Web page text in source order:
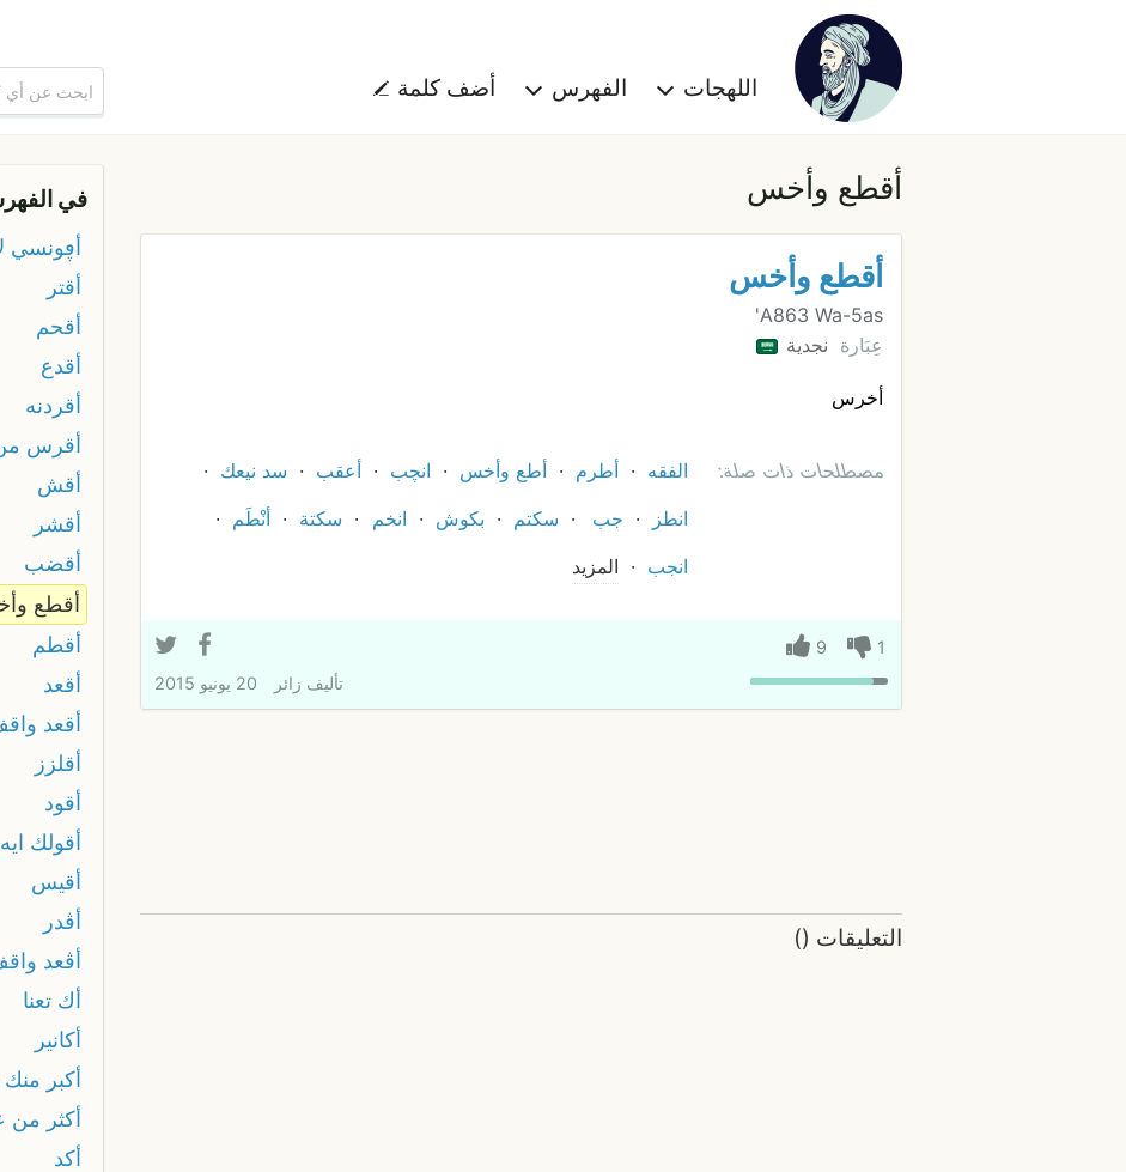
اللهجات الفهرس أضف كلمة
أقطع وأخس
أقطع وأخس
A863 Wa-5as'
عِبَارة نجدية
أخرس
مصطلحات ذات صلة: الفقه أطرم أطع وأخس انچب أعقب
سد نيعك
انطز
جب سكتم بكوش انخم سكتة
أنْطَم
انجب
المزيد
1
9
تأليف زائر 20 يونيو 2015
التعليقات (
)
في
أڥونسي
أقتر
أقحم
أقدع
أقردنه
أقرس من
أقش
أقشر
أقضب
أقطع
أقطم
أقعد
أقعد
أقلزز
أقود
أقولك ايه
أقيس
أڨدر
أڨعد
أك تعنا
أكانير
أكبر
أكثر من
أكد